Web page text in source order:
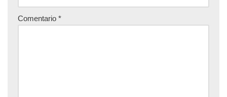
Comentario *